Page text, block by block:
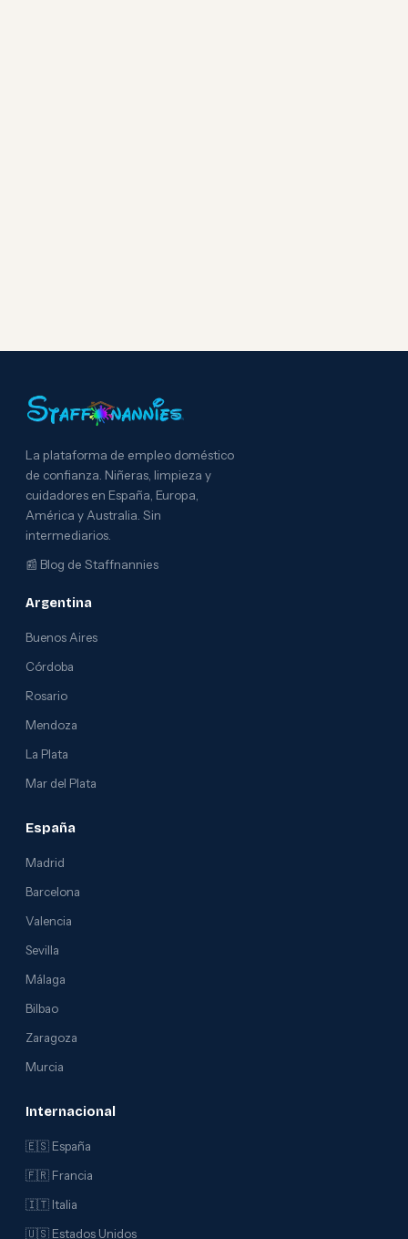
La plataforma de empleo doméstico
de confianza. Niñeras, limpieza y
cuidadores en España, Europa,
América y Australia. Sin
intermediarios.
📰 Blog de Staffnannies
Argentina
Buenos Aires
Córdoba
Rosario
Mendoza
La Plata
Mar del Plata
España
Madrid
Barcelona
Valencia
Sevilla
Málaga
Bilbao
Zaragoza
Murcia
Internacional
🇪🇸 España
🇫🇷 Francia
🇮🇹 Italia
🇺🇸 Estados Unidos